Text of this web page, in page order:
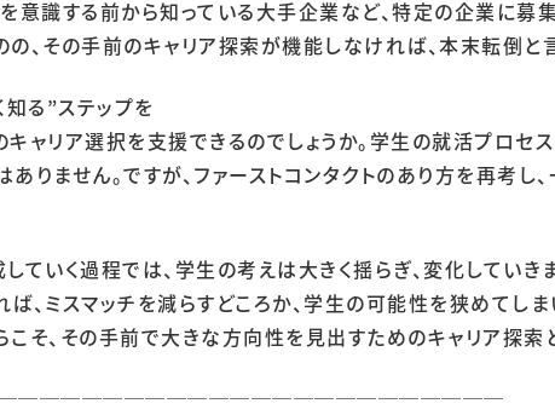
意識する前から知っている大手企業など、特定の企業に募
、その手前のキャリア探索が機能しなければ、本末転倒と
る”ステップを
ャリア選択を支援できるのでしょうか。学生の就活プロセ
りません。ですが、ファーストコンタクトのあり方を再考
ていく過程では、学生の考えは大きく揺らぎ、変化してい
、ミスマッチを減らすどころか、学生の可能性を狭めてし
そ、その手前で大きな方向性を見出すためのキャリア探索
病院向けサービス
新卒採用
個人情報
個人情報